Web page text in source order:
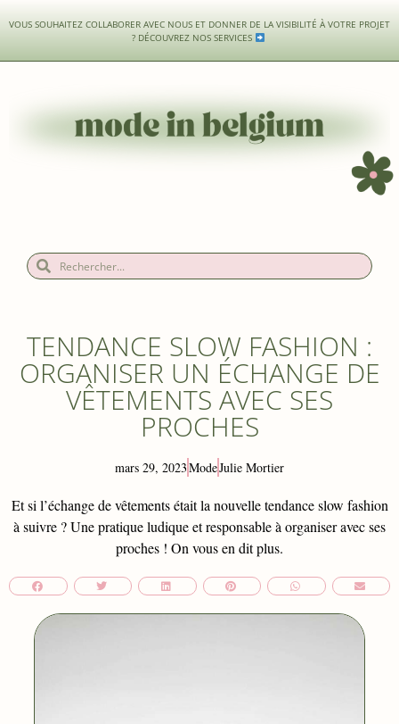
VOUS SOUHAITEZ COLLABORER AVEC NOUS ET DONNER DE LA VISIBILITÉ À VOTRE PROJET
? DÉCOUVREZ NOS SERVICES
TENDANCE SLOW FASHION :
ORGANISER UN ÉCHANGE DE
VÊTEMENTS AVEC SES
PROCHES
mars 29, 2023ModeJulie Mortier
Et si l’échange de vêtements était la nouvelle tendance slow fashion
à suivre ? Une pratique ludique et responsable à organiser avec ses
proches ! On vous en dit plus.